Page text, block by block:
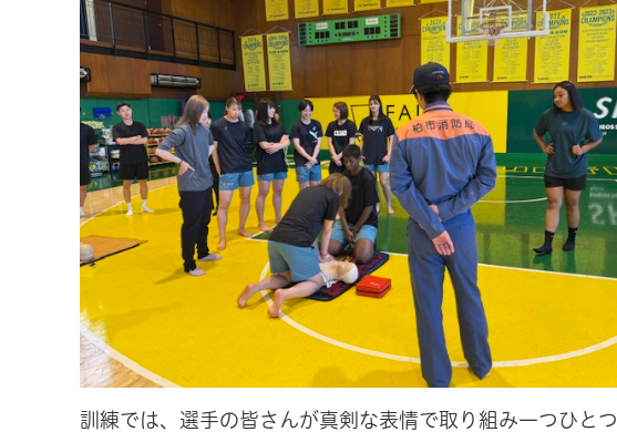
訓練では、選手の皆さんが真剣な表情で取り組み一つひと